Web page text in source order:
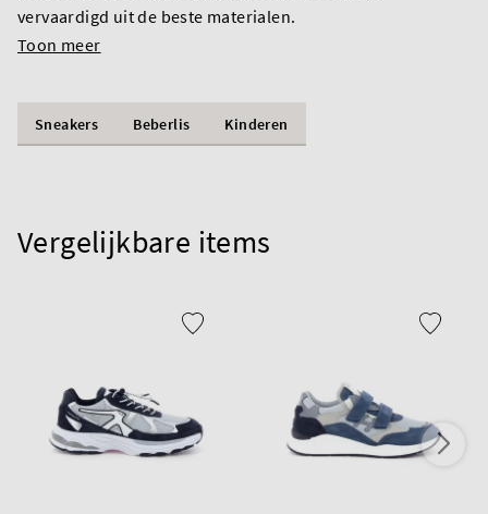
vervaardigd uit de beste materialen.
Toon meer
Sneakers Beberlis Kinderen
Vergelijkbare items